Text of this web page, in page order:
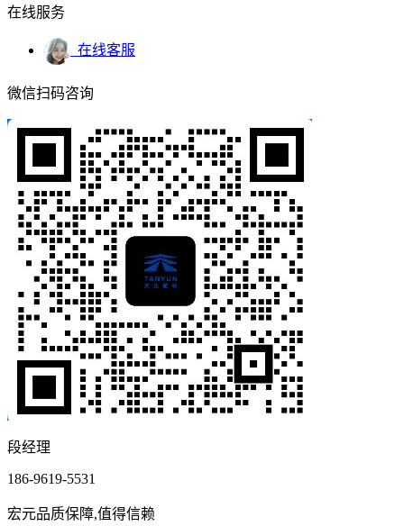
在线服务
在线客服
微信扫码咨询
段经理
186-9619-5531
宏元品质保障,值得信赖